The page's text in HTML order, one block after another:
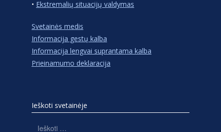
• Ekstremalių situacijų valdymas
Svetainės medis
Informacija gestų kalba
Informacija lengvai suprantama kalba
Prieinamumo deklaracija
Ieškoti svetainėje